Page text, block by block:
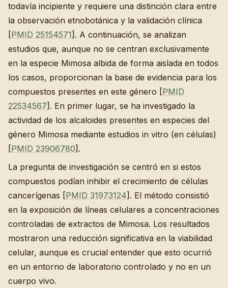
todavía incipiente y requiere una distinción clara entre
la observación etnobotánica y la validación clínica
[PMID 25154571]. A continuación, se analizan
estudios que, aunque no se centran exclusivamente
en la especie Mimosa albida de forma aislada en todos
los casos, proporcionan la base de evidencia para los
compuestos presentes en este género [PMID
22534567]. En primer lugar, se ha investigado la
actividad de los alcaloides presentes en especies del
género Mimosa mediante estudios in vitro (en células)
[PMID 23906780].
La pregunta de investigación se centró en si estos
compuestos podían inhibir el crecimiento de células
cancerígenas [PMID 31973124]. El método consistió
en la exposición de líneas celulares a concentraciones
controladas de extractos de Mimosa. Los resultados
mostraron una reducción significativa en la viabilidad
celular, aunque es crucial entender que esto ocurrió
en un entorno de laboratorio controlado y no en un
cuerpo vivo.